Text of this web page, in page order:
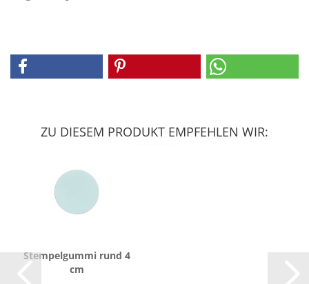
ZU DIESEM PRODUKT EMPFEHLEN WIR:
Stem­pel­gum­mi rund 4
cm